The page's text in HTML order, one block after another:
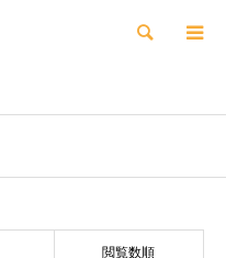
検索
閲覧数順